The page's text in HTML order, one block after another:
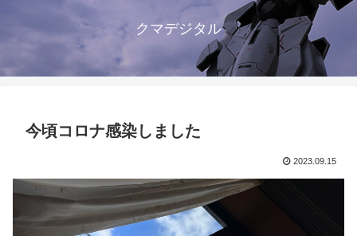
クマデジタル
今頃コロナ感染しました
2023.09.15